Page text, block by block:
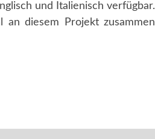
und Italienisch verfügbar.
an diesem Projekt zusammen